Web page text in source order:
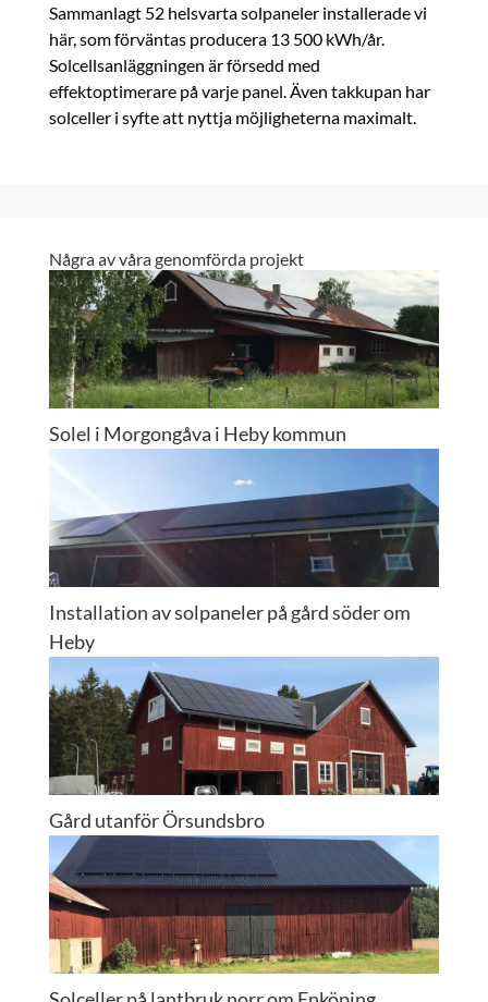
Sammanlagt 52 helsvarta solpaneler installerade vi
här, som förväntas producera 13 500 kWh/år.
Solcellsanläggningen är försedd med
effektoptimerare på varje panel. Även takkupan har
solceller i syfte att nyttja möjligheterna maximalt.
Några av våra genomförda projekt
Solel i Morgongåva i Heby kommun
Installation av solpaneler på gård söder om
Heby
Gård utanför Örsundsbro